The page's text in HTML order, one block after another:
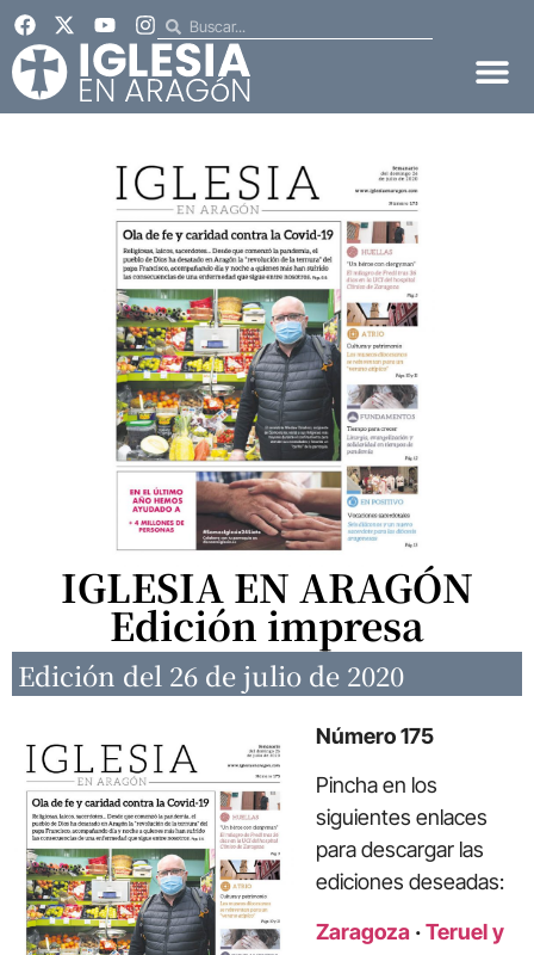
IGLESIA EN ARAGÓN
Edición impresa
Edición del 26 de julio de 2020
Número 175
Pincha en los
siguientes enlaces
para descargar las
ediciones deseadas:
Zaragoza ·Teruel y